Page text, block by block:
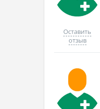
Оставить
отзыв